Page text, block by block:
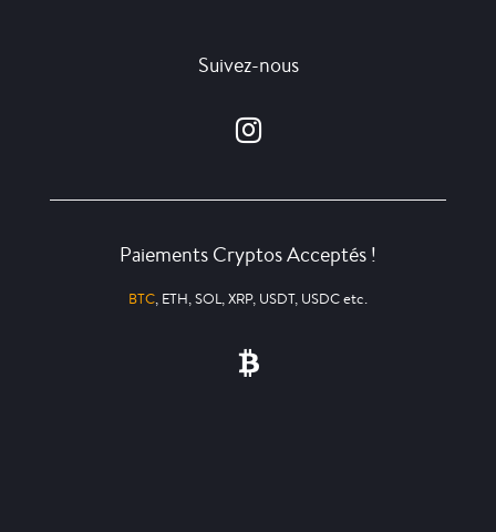
Suivez-nous
Paiements Cryptos Acceptés !
BTC, ETH, SOL, XRP, USDT, USDC etc.